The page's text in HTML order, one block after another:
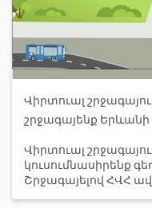
Վիրտուալ
շրջագայենք
Վիրտուալ
կուսումնասիրենք
Շրջագայելով ՀՎՀ